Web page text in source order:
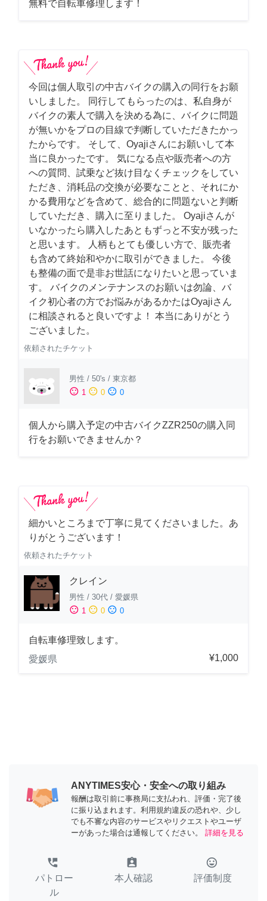
無料で自転車修理します！
今回は個人取引の中古バイクの購入の同行をお願
いしました。 同行してもらったのは、私自身が
バイクの素人で購入を決める為に、バイクに問題
が無いかをプロの目線で判断していただきたかっ
たからです。 そして、Oyajiさんにお願いして本
当に良かったです。 気になる点や販売者への方
への質問、試乗など抜け目なくチェックをしてい
ただき、消耗品の交換が必要なことと、それにか
かる費用などを含めて、総合的に問題ないと判断
していただき、購入に至りました。 Oyajiさんが
いなかったら購入したあともずっと不安が残った
と思います。 人柄もとても優しい方で、販売者
も含めて終始和やかに取引ができました。 今後
も整備の面で是非お世話になりたいと思っていま
す。 バイクのメンテナンスのお願いは勿論、バ
イク初心者の方でお悩みがあるかたはOyajiさん
に相談されると良いですよ！ 本当にありがとう
ございました。
依頼されたチケット
男性 / 50's / 東京都
sentiment_satisfied 1 sentiment_neutral 0 sentiment_dissatisfied 0
個人から購入予定の中古バイクZZR250の購入同
行をお願いできませんか？
細かいところまで丁寧に見てくださいました。あ
りがとうございます！
依頼されたチケット
クレイン
男性 / 30代 / 愛媛県
sentiment_satisfied 1 sentiment_neutral 0 sentiment_dissatisfied 0
自転車修理致します。
愛媛県
¥1,000
ANYTIMES安心・安全への取り組み
報酬は取引前に事務局に支払われ、評価・完了後
に振り込まれます。利用規約違反の恐れや、少し
でも不審な内容のサービスやリクエストやユーザ
ーがあった場合は通報してください。
詳細を見る
perm_phone_msg
パトロー
ル
assignment_ind
本人確認
tag_faces
評価制度